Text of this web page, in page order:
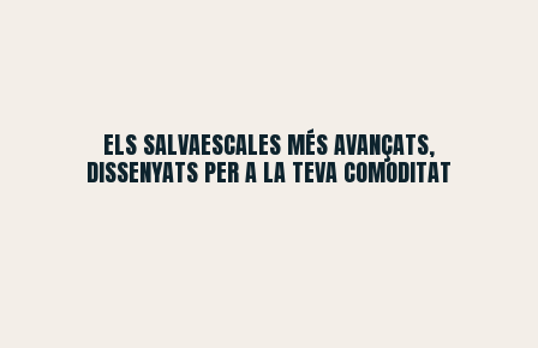
ELS SALVAESCALES MÉS AVANÇATS,
DISSENYATS PER A LA TEVA COMODITAT